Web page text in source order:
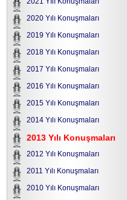
2020 Yılı Konuşmaları
2019 Yılı Konuşmaları
2018 Yılı Konuşmaları
2017 Yılı Konuşmaları
2016 Yılı Konuşmaları
2015 Yılı Konuşmaları
2014 Yılı Konuşmaları
2013 Yılı Konuşmaları
2012 Yılı Konuşmaları
2011 Yılı Konuşmaları
2010 Yılı Konuşmaları